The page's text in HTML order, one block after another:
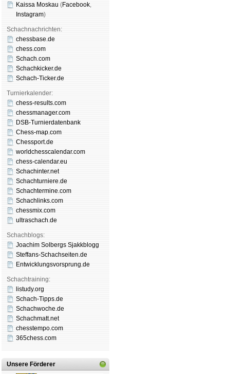
Kaissa Moskau (Face­book,
Insta­gram)
Schachnachrichten:
chessbase.de
chess.com
Schach.com
Schachkicker.de
Schach-Ticker.de
Turnierkalender:
chess-results.com
chessmanager.com
DSB-Turnierdatenbank
Chess-map.com
Chessport.de
worldchesscalendar.com
chess-calendar.eu
Schachinter.net
Schachturniere.de
Schachtermine.com
Schachlinks.com
chessmix.com
ultraschach.de
Schachblogs:
Joachim Solbergs Sjakkblogg
Steffans-Schachseiten.de
Entwicklungsvorsprung.de
Schachtraining:
listudy.org
Schach-Tipps.de
Schachwoche.de
Schachmatt.net
chesstempo.com
365chess.com
Unsere Förderer